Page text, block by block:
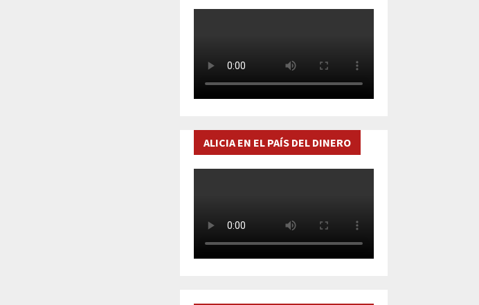
DOCUMENTAL
ALICIA EN EL PAÍS DEL DINERO